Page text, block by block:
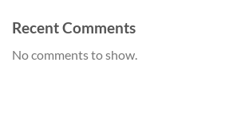
Recent Comments
No comments to show.